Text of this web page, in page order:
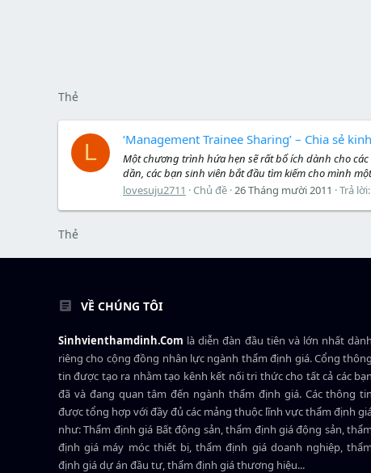
Thẻ
L
‘Management Trainee Sharing’ – Chia sẻ
Một chương trình hứa hẹn sẽ rất bổ ích dành cho
dần, các bạn sinh viên bắt đầu tìm kiếm cho mình
lovesuju2711
Chủ đề 26 Tháng mười 2011 Trả
Thẻ
VỀ CHÚNG TÔI
Sinhvienthamdinh.Com là diễn đàn đầu tiên và lớn nhất dành
riêng cho cộng đồng nhân lực ngành thẩm định giá. Cổng thông
tin được tạo ra nhằm tạo kênh kết nối tri thức cho tất cả các bạn
đã và đang quan tâm đến ngành thẩm định giá. Các thông tin
được tổng hợp với đầy đủ các mảng thuộc lĩnh vực thẩm định
như: Thẩm định giá Bất động sản, thẩm định giá động sản, thẩm
định giá máy móc thiết bị, thẩm định giá doanh nghiệp, thẩm
định giá dự án đầu tư, thẩm định giá thương hiệu...